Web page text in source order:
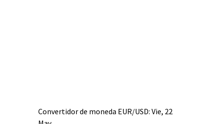
Convertidor de moneda EUR/USD: Vie, 22